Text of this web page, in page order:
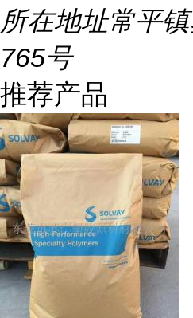
所在地址常平
765号
推荐产品